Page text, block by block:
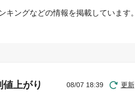
ングなどの情報を掲載しています。